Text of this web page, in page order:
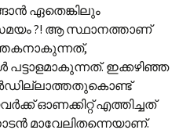
ഏതെങ്കിലും
?! ആ സ്ഥാനത്താണ്
ഇക്കഴിഞ്ഞ
ഓണക്കിറ്റ് എത്തിച്ചത്
മാവേലിതന്നെയാണ്.